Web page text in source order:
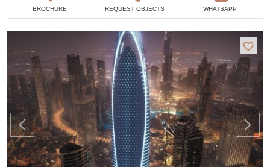
BROCHURE REQUEST OBJECTS WHATSAPP